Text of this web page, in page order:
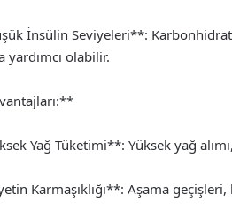
İnsülin Seviyeleri**: Karbonhidrat
yardımcı olabilir.
Yağ Tüketimi**: Yüksek yağ
Karmaşıklığı**: Aşama geçişleri,